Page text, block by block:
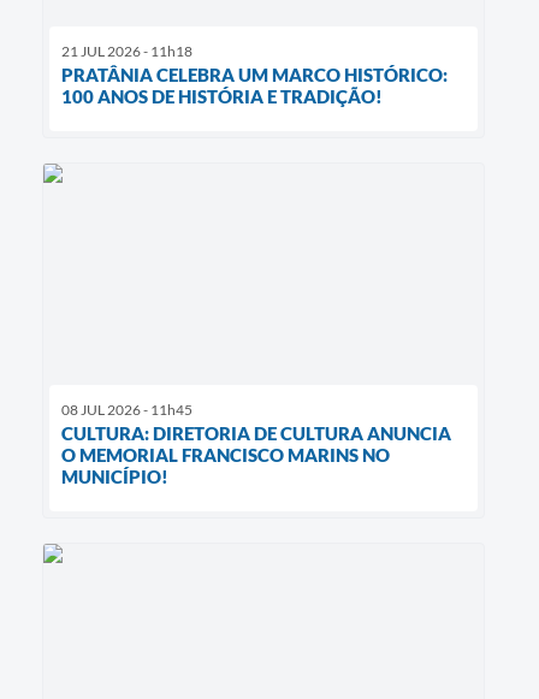
21 JUL 2026 - 11h18
PRATÂNIA CELEBRA UM MARCO HISTÓRICO:
100 ANOS DE HISTÓRIA E TRADIÇÃO!
08 JUL 2026 - 11h45
CULTURA: DIRETORIA DE CULTURA ANUNCIA
O MEMORIAL FRANCISCO MARINS NO
MUNICÍPIO!